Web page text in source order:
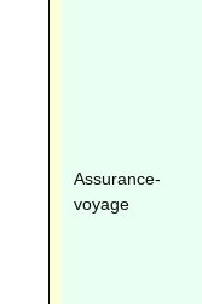
Assurance-
voyage